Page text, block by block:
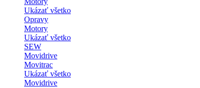
Ukázať všetko
Opravy
Motory
Ukázať všetko
SEW
Movidrive
Movitrac
Ukázať všetko
Movidrive